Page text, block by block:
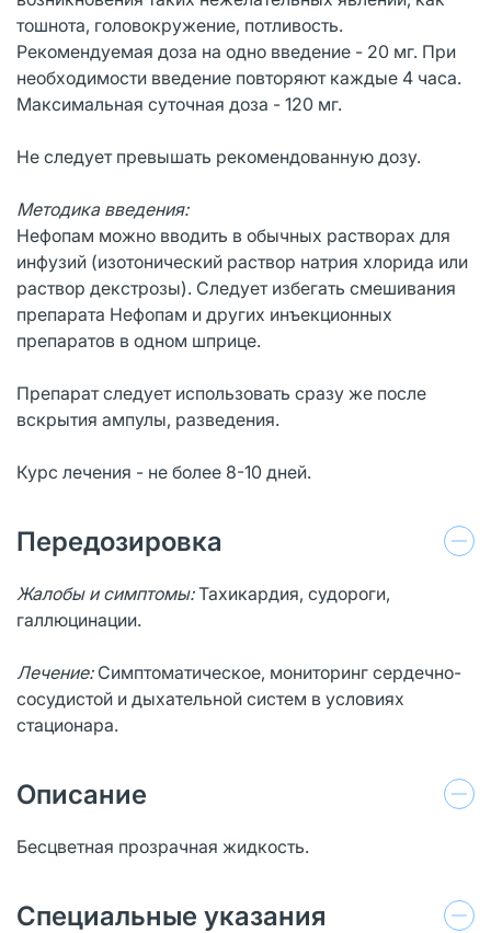
тошнота, головокружение, потливость.
Рекомендуемая доза на одно введение - 20 мг. При
необходимости введение повторяют каждые 4 часа.
Максимальная суточная доза - 120 мг.
Не следует превышать рекомендованную дозу.
Методика введения:
Нефопам можно вводить в обычных растворах для
инфузий (изотонический раствор натрия хлорида или
раствор декстрозы). Следует избегать смешивания
препарата Нефопам и других инъекционных
препаратов в одном шприце.
Препарат следует использовать сразу же после
вскрытия ампулы, разведения.
Курс лечения - не более 8-10 дней.
Передозировка
Жалобы и симптомы:Тахикардия, судороги,
галлюцинации.
Лечение: Симптоматическое, мониторинг сердечно-
сосудистой и дыхательной систем в условиях
стационара.
Описание
Бесцветная прозрачная жидкость.
Специальные указания